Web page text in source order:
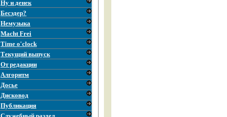
Ну и денек
Бесэдер?
Немузыка
Macht Frei
Time o'clock
Текущий выпуск
От редакции
Алгоритм
Досье
Дисковод
Публикация